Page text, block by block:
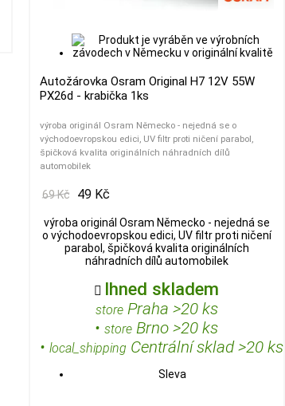
Autožárovka Osram Original H7 12V 55W
PX26d - krabička 1ks
výroba originál Osram Německo - nejedná se o
východoevropskou edici, UV filtr proti ničení parabol,
špičková kvalita originálních náhradních dílů
automobilek
69 Kč 49 Kč
výroba originál Osram Německo - nejedná se
o východoevropskou edici, UV filtr proti ničení
parabol, špičková kvalita originálních
náhradních dílů automobilek
 Ihned skladem
storePraha >20 ks
•store Brno >20 ks
• local_shipping Centrální sklad >20 ks
Sleva